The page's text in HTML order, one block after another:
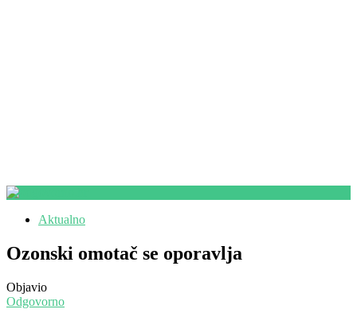
Aktualno
Ozonski omotač se oporavlja
Objavio
Odgovorno